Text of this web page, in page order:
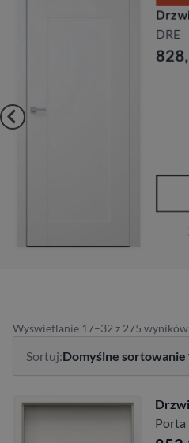
DRE
Wyświetlanie 17–32 z 275 wyników
Sortuj:Domyślne sortowanie
Porta